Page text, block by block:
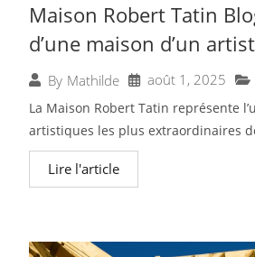
Maison Robert Tatin
d’une maison d’un
By Mathilde août 1, 2025
La Maison Robert Tatin représente
artistiques les plus extraordinaires
Lire l'article